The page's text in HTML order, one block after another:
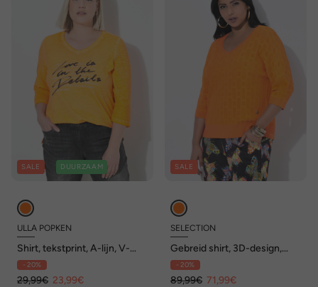
SALE DUURZAAM
ULLA POPKEN
Shirt, tekstprint, A-lijn, V-
hals, 3/4-mouw
- 20%
29,99€ 23,99€
SALE
SELECTION
Gebreid shirt, 3D-design,
oversized, V-hals, korte
mouwen
- 20%
89,99€ 71,99€